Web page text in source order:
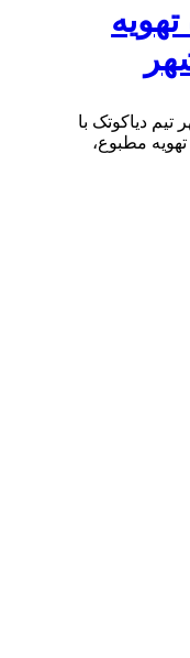
دیاکوتک با
مطبوع،